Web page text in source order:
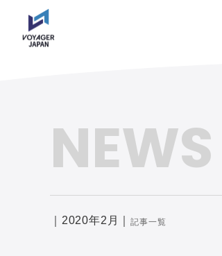
NEWS
｜2020年2月｜記事一覧